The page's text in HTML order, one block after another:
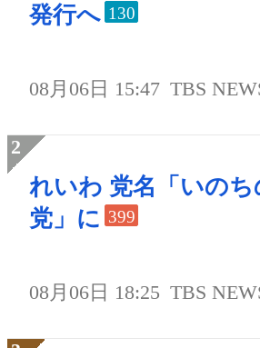
発行へ 130
08月06日 15:47 TBS
れいわ 党名「いのち
党」に 399
08月06日 18:25 TBS